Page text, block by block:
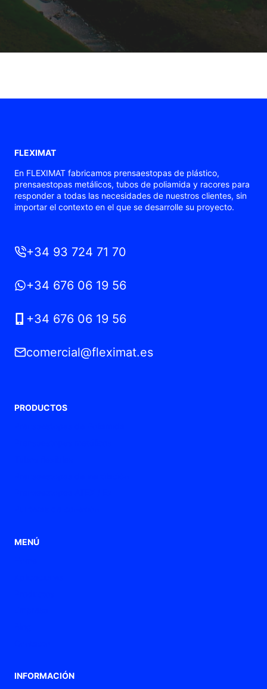
FLEXIMAT
En FLEXIMAT fabricamos prensaestopas de plástico,
prensaestopas metálicos, tubos de poliamida y racores para
responder a todas las necesidades de nuestros clientes, sin
importar el contexto en el que se desarrolle su proyecto.
+34 93 724 71 70
+34 676 06 19 56
+34 676 06 19 56
comercial@fleximat.es
PRODUCTOS
MENÚ
INFORMACIÓN